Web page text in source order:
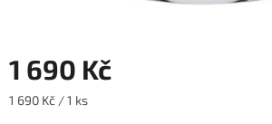
1 690 Kč
Měrná
1 690 Kč / 1 ks